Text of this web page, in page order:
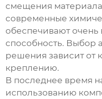
смещения
современные
обеспечивают
способность. Выбор
решения зависит от
креплению.
В последнее время
использованию